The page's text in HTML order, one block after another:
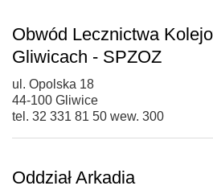
Obwód Lecznictwa
Gliwicach - SPZOZ
ul. Opolska 18
44-100 Gliwice
tel. 32 331 81 50 wew. 300
Oddział Arkadia